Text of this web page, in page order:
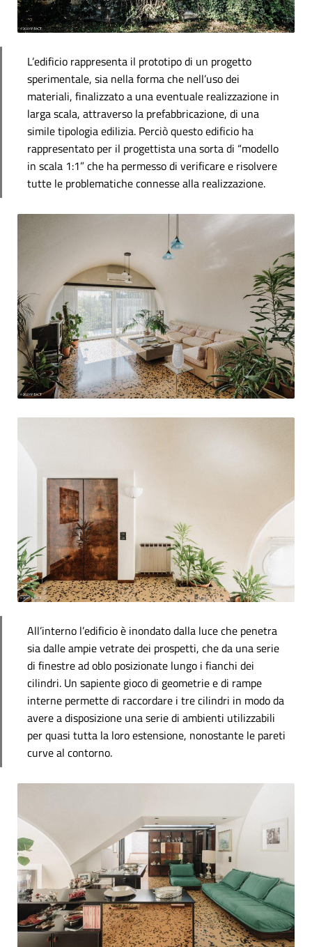
L’edificio rappresenta il prototipo di un progetto
sperimentale, sia nella forma che nell’uso dei
materiali, finalizzato a una eventuale realizzazione in
larga scala, attraverso la prefabbricazione, di una
simile tipologia edilizia. Perciò questo edificio ha
rappresentato per il progettista una sorta di “modello
in scala 1:1” che ha permesso di verificare e risolvere
tutte le problematiche connesse alla realizzazione.
All’interno l’edificio è inondato dalla luce che penetra
sia dalle ampie vetrate dei prospetti, che da una serie
di finestre ad oblo posizionate lungo i fianchi dei
cilindri. Un sapiente gioco di geometrie e di rampe
interne permette di raccordare i tre cilindri in modo da
avere a disposizione una serie di ambienti utilizzabili
per quasi tutta la loro estensione, nonostante le pareti
curve al contorno.